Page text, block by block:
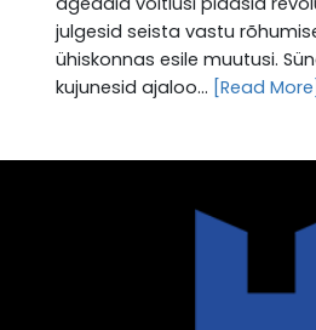
julgesid seista vastu
ühiskonnas esile muutusi.
kujunesid ajaloo... [Read More]